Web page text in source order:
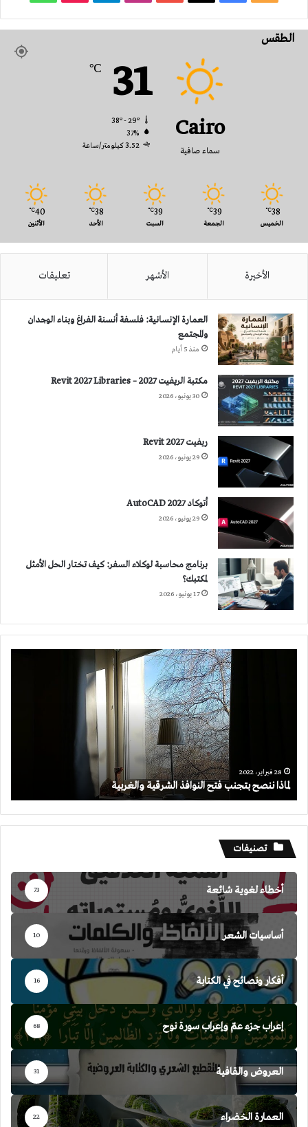
الموقع
الطقس
Cairo
سماء صافية
31
℃
37%
3.52 كيلومتر/ساعة
38
℃
الخميس
39
℃
الجمعة
39
℃
السبت
38
℃
الأحد
40
℃
الأثنين
الأخيرة الأشهر تعليقات
العمارة الإنسانية: فلسفة أنسنة الفراغ وبناء الوجدان
والمجتمع
منذ 5 أيام
مكتبة الريفيت 2027 – Revit 2027 Libraries
30 يونيو، 2026
ريفيت 2027 Revit
29 يونيو، 2026
أتوكاد 2027 AutoCAD
29 يونيو، 2026
برنامج محاسبة لوكلاء السفر: كيف تختار الحل الأمثل
لمكتبك؟
17 يونيو، 2026
28 فبراير، 2022
لماذا ننصح بتجنب فتح النوافذ الشرقية والغربية
تصنيفات
أخطاء لغوية شائعة 73
أساسيات الشعر 10
أفكار ونصائح في الكتابة 16
إعراب جزء عمّ وإعراب سورة نوح 68
العروض والقافية 31
العمارة الخضراء 22